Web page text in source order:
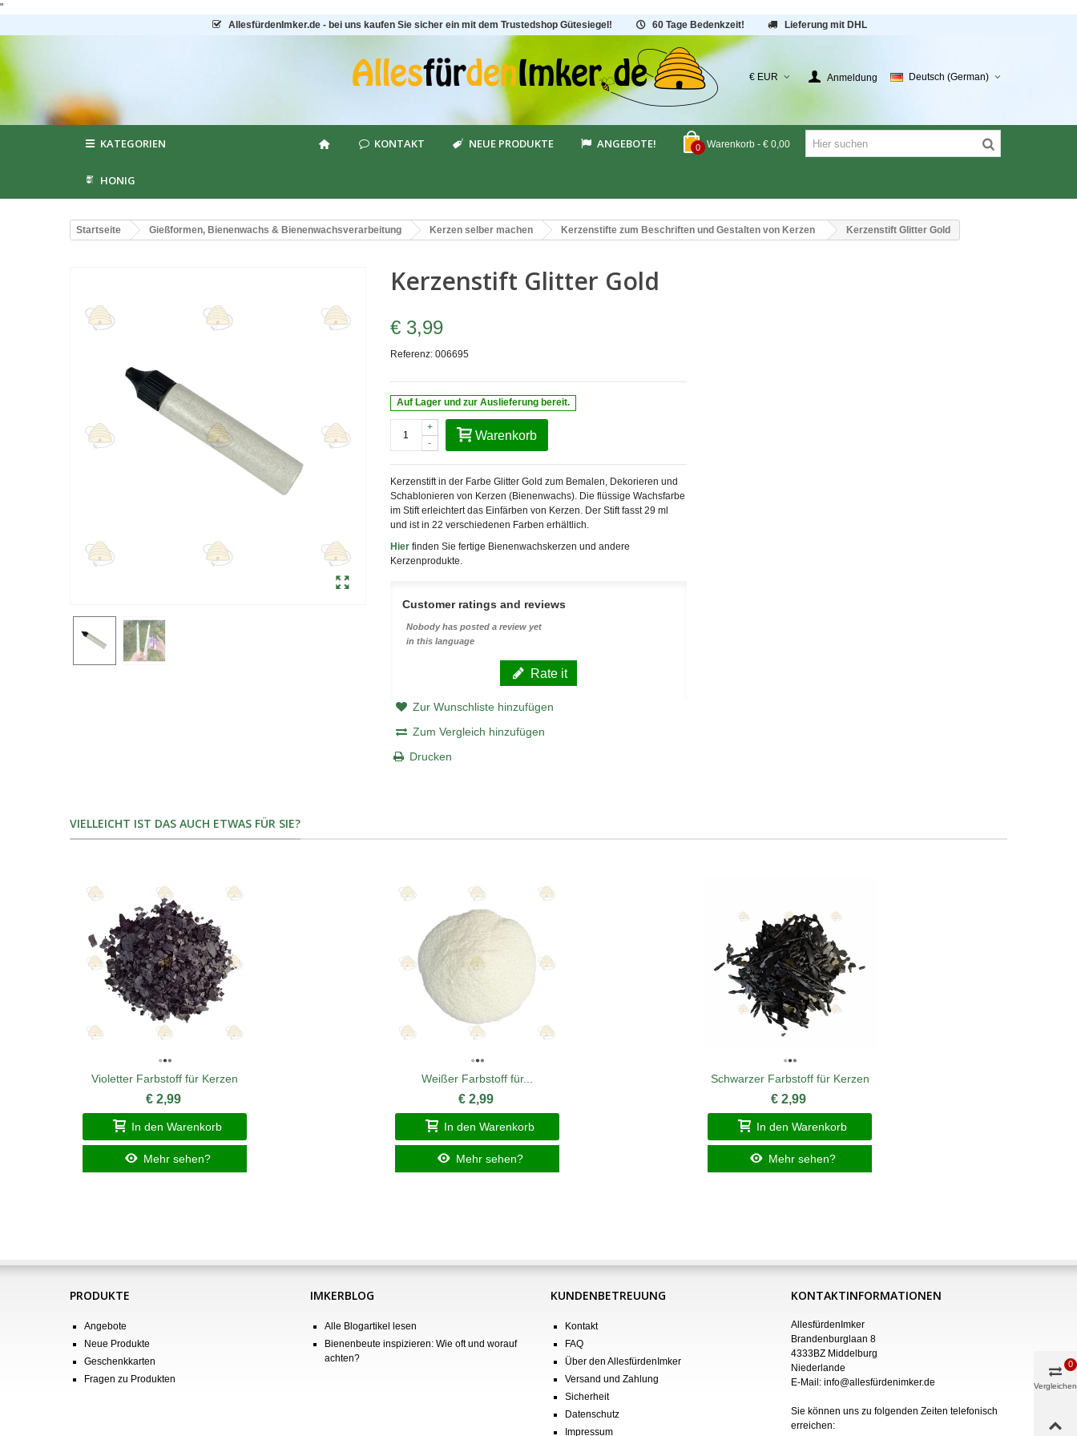
"
AllesfürdenImker.de - bei uns kaufen Sie sicher ein mit dem Trustedshop Gütesiegel!
60 Tage Bedenkzeit! Lieferung mit DHL
€ EUR Anmeldung Deutsch (German)
0 Warenkorb - € 0,00
KATEGORIEN KONTAKT NEUE PRODUKTE ANGEBOTE!
HONIG
Startseite Gießformen, Bienenwachs & Bienenwachsverarbeitung Kerzen selber machen Kerzenstifte zum Beschriften und Gestalten von Kerzen Kerzenstift Glitter Gold
Kerzenstift Glitter Gold
€ 3,99
Referenz: 006695
Auf Lager und zur Auslieferung bereit.
-
+
Warenkorb
Kerzenstift in der Farbe Glitter Gold zum Bemalen, Dekorieren und
Schablonieren von Kerzen (Bienenwachs). Die flüssige Wachsfarbe
im Stift erleichtert das Einfärben von Kerzen. Der Stift fasst 29 ml
und ist in 22 verschiedenen Farben erhältlich.
Hierfinden Sie fertige Bienenwachskerzen und andere
Kerzenprodukte.
Customer ratings and reviews
Nobody has posted a review yet
in this language
Rate it
Zur Wunschliste hinzufügen
Zum Vergleich hinzufügen
Drucken
VIELLEICHT IST DAS AUCH ETWAS FÜR SIE?
Violetter Farbstoff für Kerzen
€ 2,99
In den Warenkorb
Mehr sehen?
Weißer Farbstoff für...
€ 2,99
In den Warenkorb
Mehr sehen?
Schwarzer Farbstoff für Kerzen
€ 2,99
In den Warenkorb
Mehr sehen?
PRODUKTE
Angebote
Neue Produkte
Geschenkkarten
Fragen zu Produkten
IMKERBLOG
Alle Blogartikel lesen
Bienenbeute inspizieren: Wie oft und worauf
achten?
KUNDENBETREUUNG
Kontakt
FAQ
Über den AllesfürdenImker
Versand und Zahlung
Sicherheit
Datenschutz
Impressum
KONTAKTINFORMATIONEN
AllesfürdenImker
Brandenburglaan 8
4333BZ Middelburg
Niederlande
E-Mail: info@allesfürdenimker.de
Sie können uns zu folgenden Zeiten telefonisch
erreichen:
Vergleichen
0